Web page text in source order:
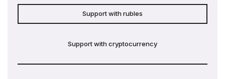
Support with rubles
Support with cryptocurrency